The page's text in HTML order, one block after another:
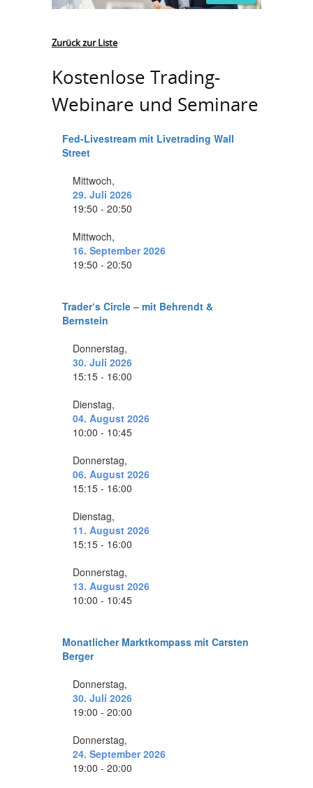
Zurück zur Liste
Kostenlose Trading-
Webinare und Seminare